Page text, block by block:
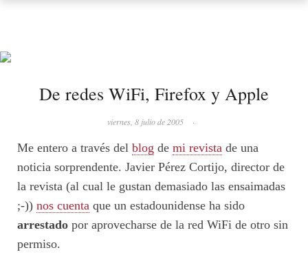
De redes WiFi, Firefox y Apple
viernes, 8 julio de 2005 ·
Me entero a través del blog de mi revista de una
noticia sorprendente. Javier Pérez Cortijo, director de
la revista (al cual le gustan demasiado las ensaimadas
;-)) nos cuenta que un estadounidense ha sido
arrestado por aprovecharse de la red WiFi de otro sin
permiso.